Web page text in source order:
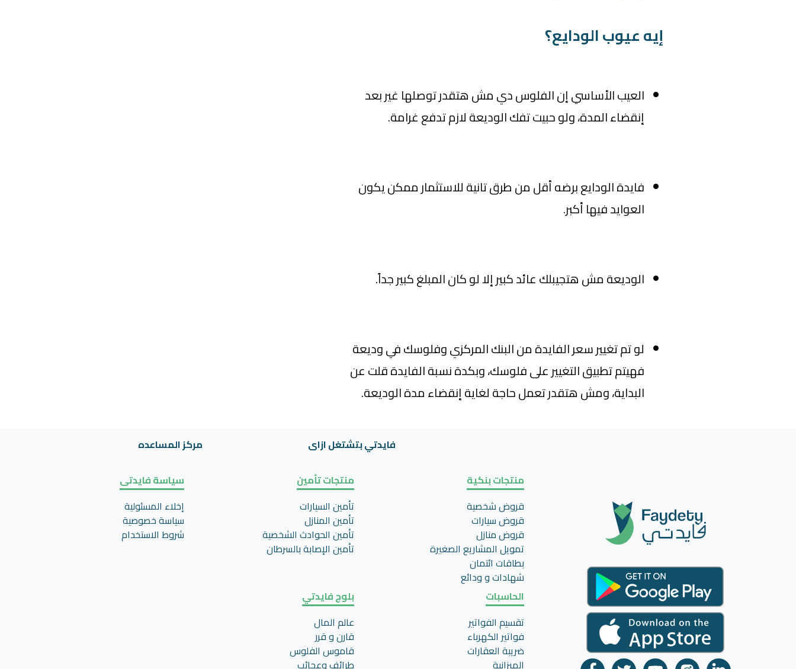
إيه عيوب الودايع؟
العيب الأساسي إن الفلوس دي مش هتقدر توصلها غير بعد
إنقضاء المدة، ولو حبيت تفك الوديعة لازم تدفع غرامة.
فايدة الودايع برضه أقل من طرق تانية للاستثمار ممكن يكون
العوايد فيها أكبر.
الوديعة مش هتجيبلك عائد كبير إلا لو كان المبلغ كبير جداً.
لو تم تغيير سعر الفايدة من البنك المركزي وفلوسك في وديعة
فهيتم تطبيق التغيير على فلوسك، وبكدة نسبة الفايدة قلت عن
البداية، ومش هتقدر تعمل حاجة لغاية إنقضاء مدة الوديعة.
فايدتي بتشتغل ازاى
مركز المساعده
منتجات بنكية
قروض شخصية
قروض سيارات
قروض منازل
تمويل المشاريع الصغيرة
بطاقات ائتمان
شهادات و ودائع
منتجات تأمين
تأمين السيارات
تأمين المنازل
تأمين الحوادث الشخصية
تأمين اﻹصابة بالسرطان
سياسة فايدتى
إخلاء المسئولية
سياسة خصوصية
شروط الاستخدام
الحاسبات
تقسيم الفواتير
فواتير الكهرباء
ضريبة العقارات
الميزانية
بلوج فايدتي
عالم المال
قارن و قرر
قاموس الفلوس
طرائف وعجائب